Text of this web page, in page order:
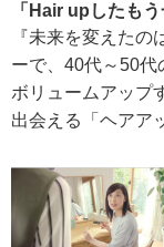
「Hair upしたも
『未来を変えた
ーで、40代～50代
ボリュームアップ
出会える「ヘアア